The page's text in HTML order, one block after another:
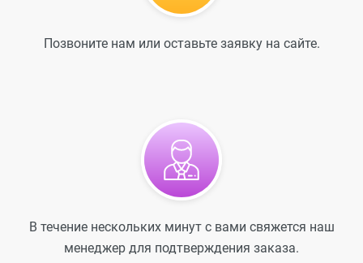
Позвоните нам или оставьте заявку на сайте.
В течение нескольких минут с вами свяжется наш
менеджер для подтверждения заказа.